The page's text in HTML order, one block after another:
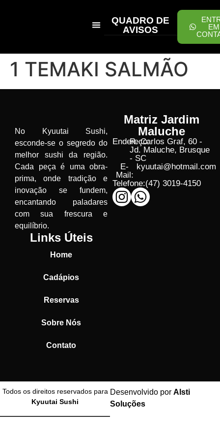
QUADRO DE
AVISOS
EM
1 TEMAKI SALMÃO
No Kyuutai Sushi,
esconde-se o segredo do
melhor sushi da região.
Cada peça é uma obra-
prima, onde tradição e
inovação se fundem,
encantando paladares
com sua frescura e
equilíbrio.
Links Úteis
Home
Cadápios
Reservas
Sobre Nós
Contato
Matriz Jardim
Maluche
Endereço:
R. Carlos Graf, 60 -
Jd. Maluche, Brusque
- SC
E-
Mail:
kyuutai@hotmail.com
Telefone:(47) 3019-4150
Todos os direitos reservados para
Kyuutai Sushi
Desenvolvido por Alsti
Soluções